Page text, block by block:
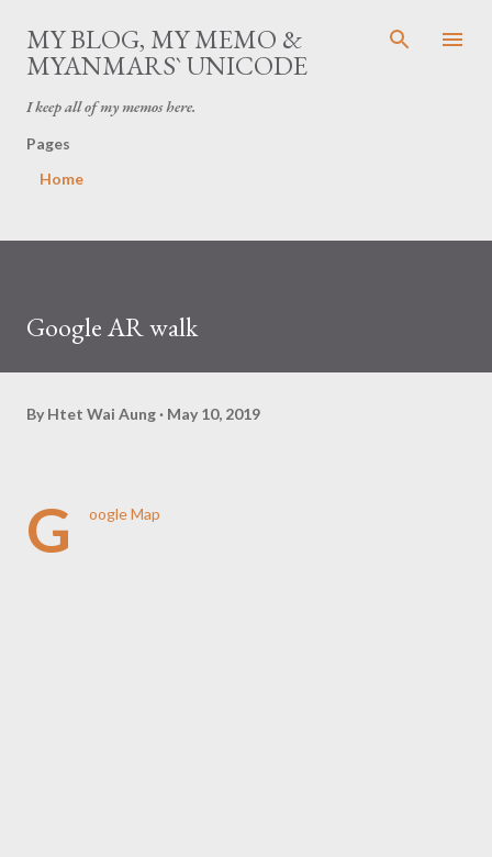
Skip to main content
MY BLOG, MY MEMO &
MYANMARS` UNICODE
I keep all of my memos here.
Pages
Home
Google AR walk
By Htet Wai Aung May 10, 2019
G oogle Map